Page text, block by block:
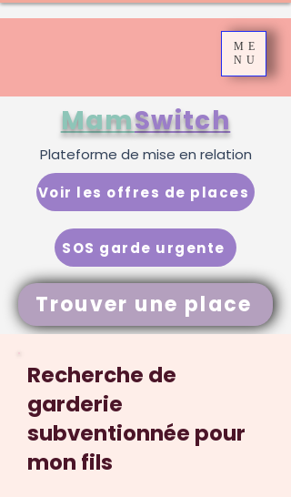
ME
NU
Trouver une place
MamSwitch
SOS garde urgente
Voir les offres de places
Plateforme de mise en relation
Recherche de
garderie
subventionnée pour
mon fils